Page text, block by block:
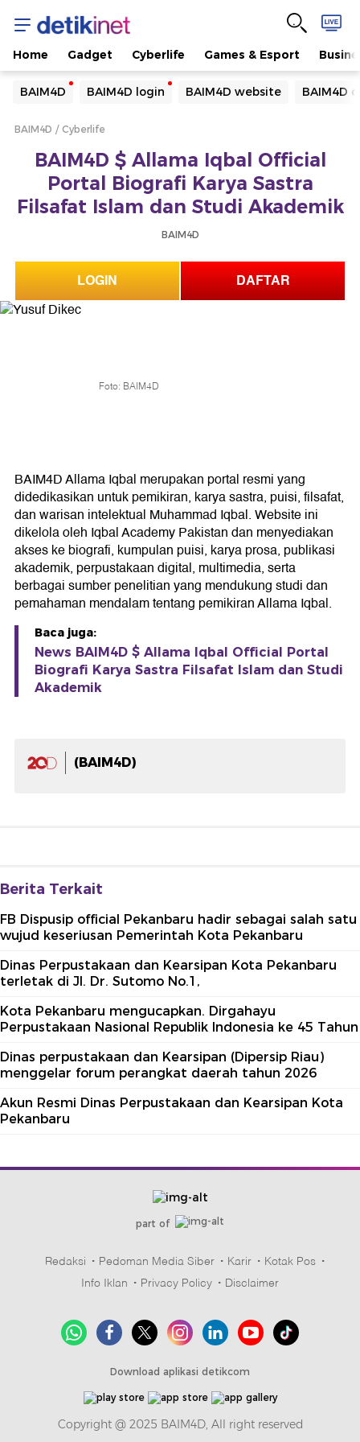
Home Gadget Cyberlife Games & Esport
BAIM4D BAIM4D login BAIM4D website BAIM4D
Yang sedang ramai dicari
Loading...
Loading...
BAIM4D Cyberlife
BAIM4D $ Allama Iqbal Official
Portal Biografi Karya Sastra
Filsafat Islam dan Studi Akademik
BAIM4D
LOGIN DAFTAR
Foto: BAIM4D
BAIM4D Allama Iqbal merupakan portal resmi yang
didedikasikan untuk pemikiran, karya sastra, puisi, filsafat,
dan warisan intelektual Muhammad Iqbal. Website ini
dikelola oleh Iqbal Academy Pakistan dan menyediakan
akses ke biografi, kumpulan puisi, karya prosa, publikasi
akademik, perpustakaan digital, multimedia, serta
berbagai sumber penelitian yang mendukung studi dan
pemahaman mendalam tentang pemikiran Allama Iqbal.
Baca juga:
News BAIM4D $ Allama Iqbal Official Portal
Biografi Karya Sastra Filsafat Islam dan Studi
Akademik
(BAIM4D)
Berita Terkait
FB Dispusip official Pekanbaru hadir sebagai salah satu
wujud keseriusan Pemerintah Kota Pekanbaru
Dinas Perpustakaan dan Kearsipan Kota Pekanbaru
terletak di Jl. Dr. Sutomo No.1,
Kota Pekanbaru mengucapkan. Dirgahayu
Perpustakaan Nasional Republik Indonesia ke 45 Tahun
Dinas perpustakaan dan Kearsipan (Dipersip Riau)
menggelar forum perangkat daerah tahun 2026
Akun Resmi Dinas Perpustakaan dan Kearsipan Kota
Pekanbaru
part of
Redaksi Pedoman Media Siber Karir
Kotak Pos
Info Iklan
Privacy Policy Disclaimer
Download aplikasi detikcom
Copyright @ 2025 BAIM4D, All right reserved